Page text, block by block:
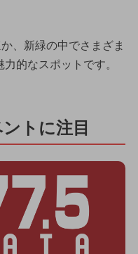
、新緑の中でさまざま
的なスポットです。
トに注目